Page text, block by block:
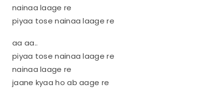
nainaa laage re
piyaa tose nainaa laage re
aa aa..
piyaa tose nainaa laage re
nainaa laage re
jaane kyaa ho ab aage re